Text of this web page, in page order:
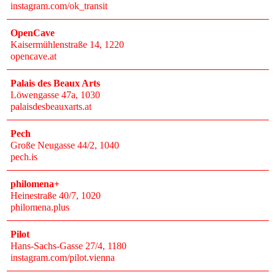
instagram.com/ok_transit
OpenCave
Kaisermühlenstraße 14, 1220
opencave.at
Palais des Beaux Arts
Löwengasse 47a, 1030
palaisdesbeauxarts.at
Pech
Große Neugasse 44/2, 1040
pech.is
philomena+
Heinestraße 40/7, 1020
philomena.plus
Pilot
Hans-Sachs-Gasse 27/4, 1180
instagram.com/pilot.vienna